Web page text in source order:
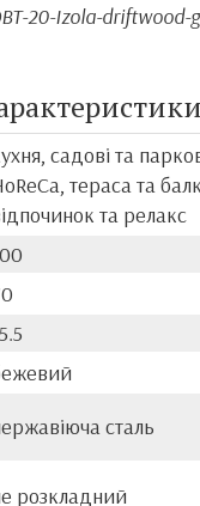
20-Izola-
садові та
тераса та
та релакс
сталь
розкладний